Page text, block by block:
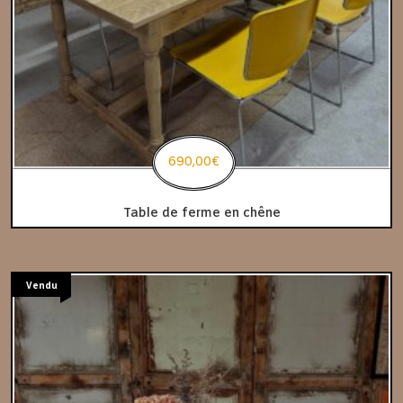
Table de ferme en chêne
690,00€
Vendu